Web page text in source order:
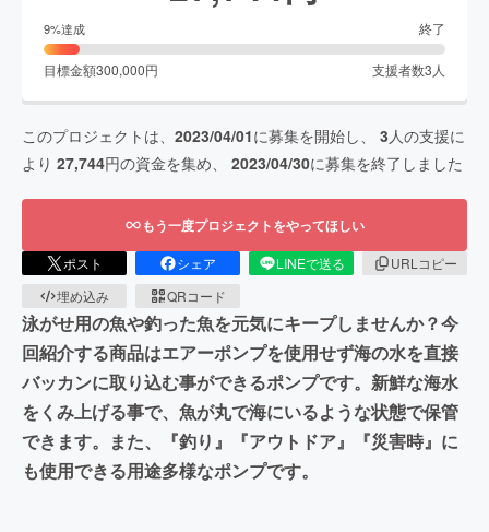
9%達成 終了
目標金額300,000円 支援者数3 人
このプロジェクトは、 2023/04/01に募集を開始し、 3人の支援に
より 27,744円の資金を集め、 2023/04/30に募集を終了しました
もう一度プロジェクトをやってほしい
ポスト シェア LINEで送る
URLコピー
埋め込み
QRコード
泳がせ用の魚や釣った魚を元気にキープしませんか？今
回紹介する商品はエアーポンプを使用せず海の水を直接
バッカンに取り込む事ができるポンプです。新鮮な海水
をくみ上げる事で、魚が丸で海にいるような状態で保管
できます。また、『釣り』『アウトドア』『災害時』に
も使用できる用途多様なポンプです。